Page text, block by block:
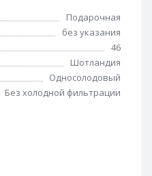
Подарочная
без указания
46
Шотландия
Односолодовый
Без холодной фильтрации